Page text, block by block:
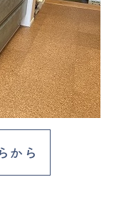
から